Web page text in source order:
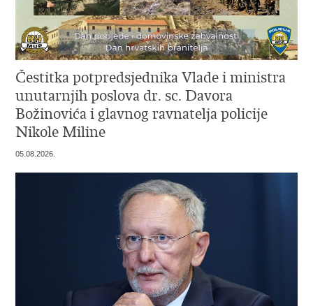
Čestitka potpredsjednika Vlade i ministra
unutarnjih poslova dr. sc. Davora
Božinovića i glavnog ravnatelja policije
Nikole Miline
05.08.2026.